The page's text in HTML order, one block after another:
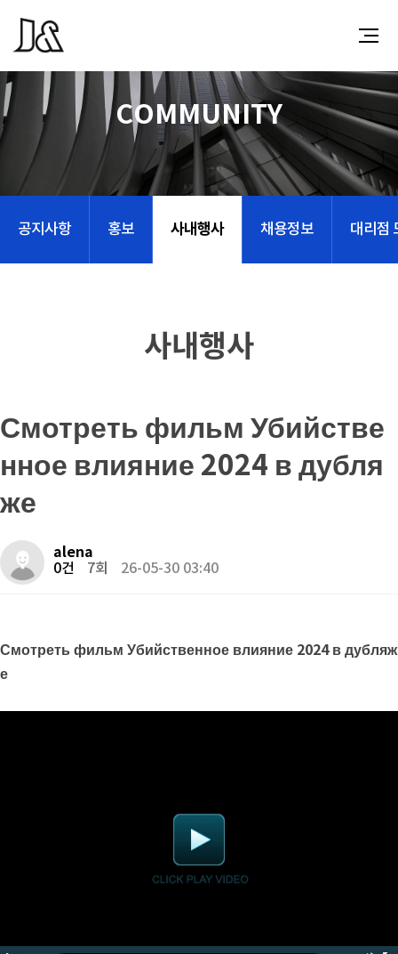
COMMUNITY
공지사항 홍보 사내행사 채용정보 대리점
사내행사
Смотреть фильм Убийстве
нное влияние 2024 в дубля
же
alena
0건 7회 26-05-30 03:40
Смотреть фильм Убийственное влияние 2024 в дубляж
е